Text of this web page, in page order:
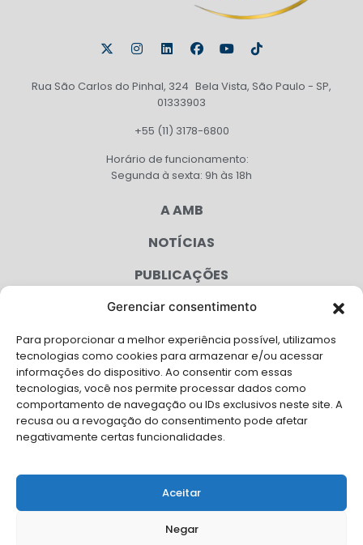
Gerenciar consentimento
Para proporcionar a melhor experiência possível, utilizamos
tecnologias como cookies para armazenar e/ou acessar
informações do dispositivo. Ao consentir com essas
tecnologias, você nos permite processar dados como
comportamento de navegação ou IDs exclusivos neste site. A
recusa ou a revogação do consentimento pode afetar
negativamente certas funcionalidades.
Aceitar
Negar
Rua São Carlos do Pinhal, 324 Bela Vista, São Paulo - SP,
01333903
+55 (11) 3178-6800
Horário de funcionamento:
Segunda à sexta: 9h às 18h
A AMB
NOTÍCIAS
PUBLICAÇÕES
CONGRESSO
AGENDA
CAMPANHAS
SERVIÇOS
FILIADAS
FALE CONOSCO
Solicite Apoio Institucional da AMB para o seu evento